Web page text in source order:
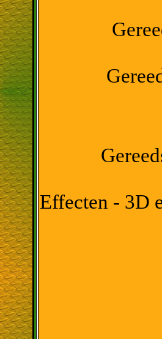
Effecten - 3D